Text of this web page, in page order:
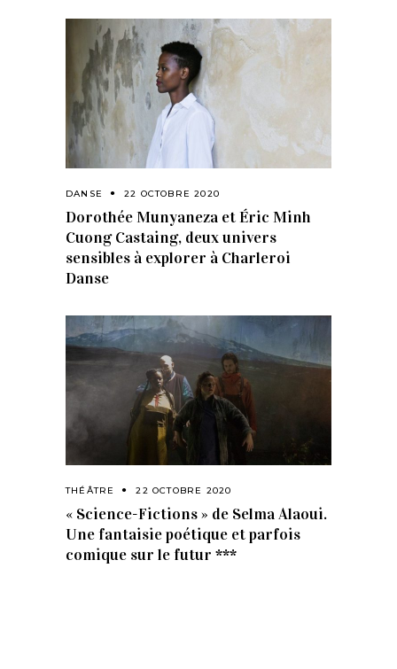
DANSE 22 OCTOBRE 2020
Dorothée Munyaneza et Éric Minh
Cuong Castaing, deux univers
sensibles à explorer à Charleroi
Danse
THÉÂTRE 22 OCTOBRE 2020
« Science-Fictions » de Selma Alaoui.
Une fantaisie poétique et parfois
comique sur le futur ***